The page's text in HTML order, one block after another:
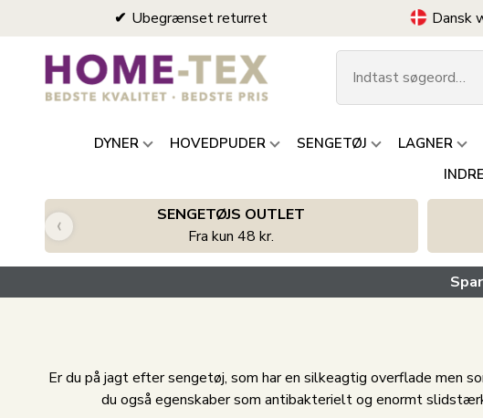
Ubegrænset returret Dansk
DYNER HOVEDPUDER SENGETØJ LAGNER
SENGETØJS OUTLET
Fra kun 48 kr.
‹
Er du på jagt efter sengetøj, som har en silkeagtig overflade men
du også egenskaber som antibakterielt og enormt